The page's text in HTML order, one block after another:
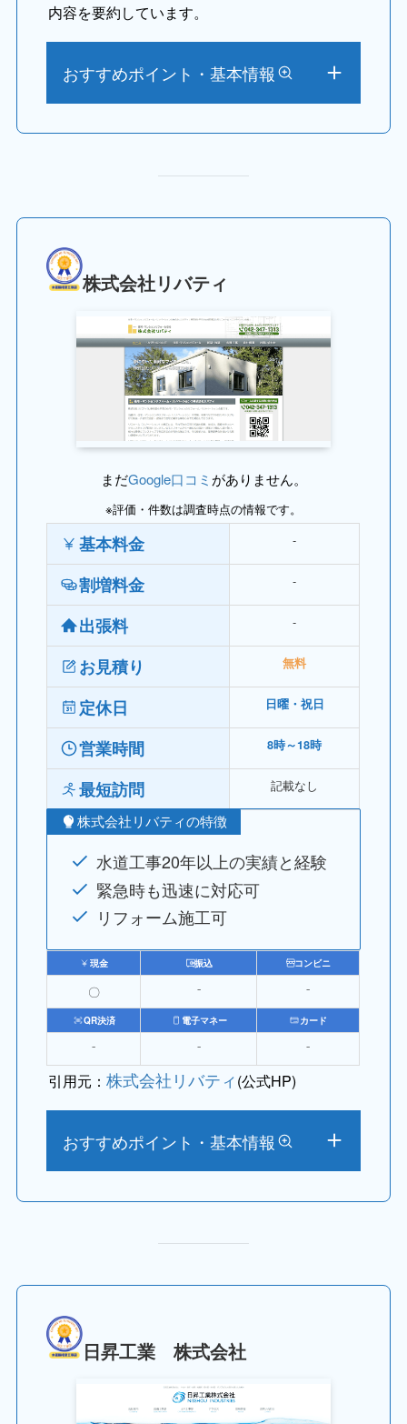
内容を要約しています。
おすすめポイント・基本情報
株式会社リバティ
まだGoogle口コミ がありません。
※評価・件数は調査時点の情報です。
基本料金 ‐
割増料金 ‐
出張料 ‐
お見積り 無料
定休日 日曜・祝日
営業時間 8時～18時
最短訪問 記載なし
株式会社リバティの特徴
水道工事20年以上の実績と経験
緊急時も迅速に対応可
リフォーム施工可
現金 振込 コンビニ
〇 ⁻ ⁻
QR決済 電子マネー カード
⁻ ⁻ ⁻
引用元：株式会社リバティ(公式HP)
おすすめポイント・基本情報
日昇工業 株式会社